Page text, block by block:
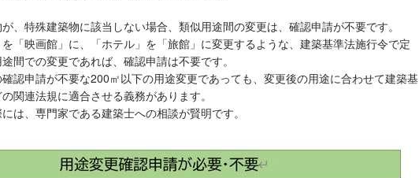
、特殊建築物に該当しない場合、類似用途間の変更は、確認申請が不要です。
「映画館」に、「ホテル」を「旅館」に変更するような、建築基準法施行令で定
間での変更であれば、確認申請は不要です。
認申請が不要な200㎡以下の用途変更であっても、変更後の用途に合わせて建築基
関連法規に適合させる義務があります。
は、専門家である建築士への相談が賢明です。